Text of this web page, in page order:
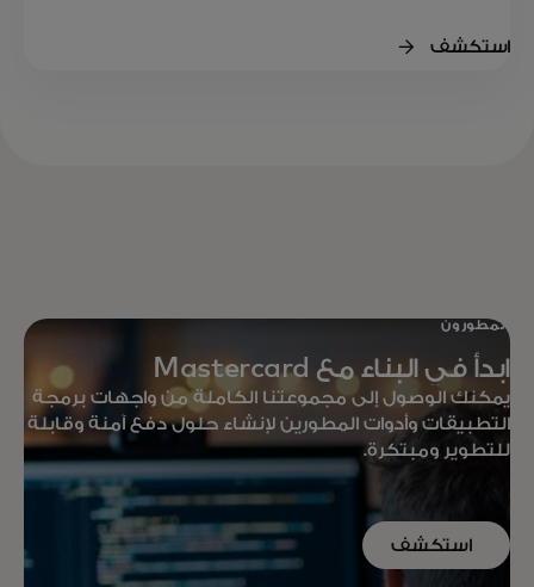
استكشف
المطورون
ابدأ في البناء مع Mastercard
يمكنك الوصول إلى مجموعتنا الكاملة من واجهات برمجة
التطبيقات وأدوات المطورين لإنشاء حلول دفع آمنة وقابلة
للتطوير ومبتكرة.
استكشف